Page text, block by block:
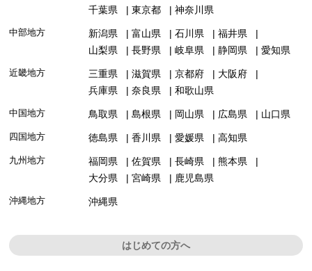
千葉県
東京都 神奈川県
中部地方 新潟県 富山県 石川県
福井県
山梨県
長野県 岐阜県 静岡県 愛知県
近畿地方 三重県 滋賀県 京都府
大阪府
兵庫県
奈良県 和歌山県
中国地方 鳥取県 島根県 岡山県 広島県 山口県
四国地方 徳島県 香川県 愛媛県 高知県
九州地方 福岡県 佐賀県 長崎県
熊本県
大分県
宮崎県 鹿児島県
沖縄地方 沖縄県
はじめての方へ